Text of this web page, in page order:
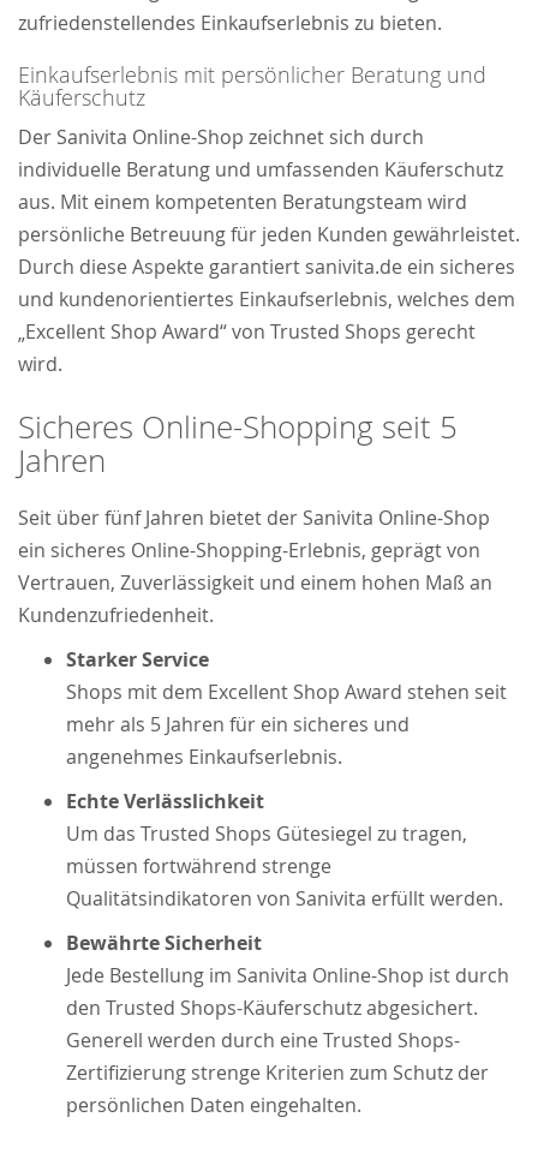
zufriedenstellendes Einkaufserlebnis zu bieten.
Einkaufserlebnis mit persönlicher Beratung und
Käuferschutz
Der Sanivita Online-Shop zeichnet sich durch
individuelle Beratung und umfassenden Käuferschutz
aus. Mit einem kompetenten Beratungsteam wird
persönliche Betreuung für jeden Kunden gewährleistet.
Durch diese Aspekte garantiert sanivita.de ein sicheres
und kundenorientiertes Einkaufserlebnis, welches dem
„Excellent Shop Award“ von Trusted Shops gerecht
wird.
Sicheres Online-Shopping seit 5
Jahren
Seit über fünf Jahren bietet der Sanivita Online-Shop
ein sicheres Online-Shopping-Erlebnis, geprägt von
Vertrauen, Zuverlässigkeit und einem hohen Maß an
Kundenzufriedenheit.
Starker Service
Shops mit dem Excellent Shop Award stehen seit
mehr als 5 Jahren für ein sicheres und
angenehmes Einkaufserlebnis.
Echte Verlässlichkeit
Um das Trusted Shops Gütesiegel zu tragen,
müssen fortwährend strenge
Qualitätsindikatoren von Sanivita erfüllt werden.
Bewährte Sicherheit
Jede Bestellung im Sanivita Online-Shop ist durch
den Trusted Shops-Käuferschutz abgesichert.
Generell werden durch eine Trusted Shops-
Zertifizierung strenge Kriterien zum Schutz der
persönlichen Daten eingehalten.